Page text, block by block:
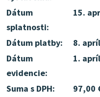
Dátum
splatnosti:
15.
Dátum platby:
8.
Dátum
evidencie:
1.
Suma s DPH:
97,00